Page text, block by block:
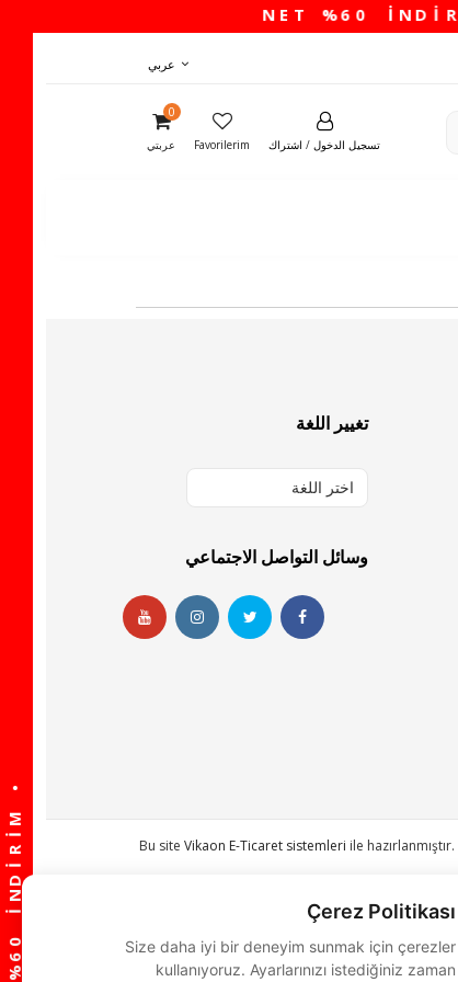
عربي
تسجيل الدخول / اشتراك Favorilerim
0
عربتي
تغيير اللغة
اختر اللغة
وسائل التواصل الاجتماعي
Bu site Vikaon E-Ticaret sistemleri ile hazırlanmıştır.
Çerez Politikası
Size daha iyi bir deneyim sunmak için çerezler
kullanıyoruz. Ayarlarınızı istediğiniz zaman